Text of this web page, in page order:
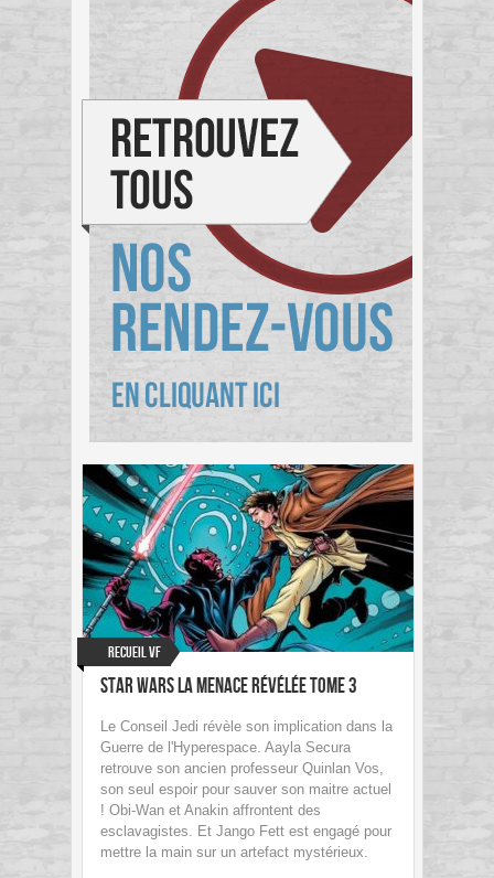
Recueil VF
Star Wars La Menace Révélée Tome 3
Le Conseil Jedi révèle son implication dans la
Guerre de l'Hyperespace. Aayla Secura
retrouve son ancien professeur Quinlan Vos,
son seul espoir pour sauver son maitre actuel
! Obi-Wan et Anakin affrontent des
esclavagistes. Et Jango Fett est engagé pour
mettre la main sur un artefact mystérieux.